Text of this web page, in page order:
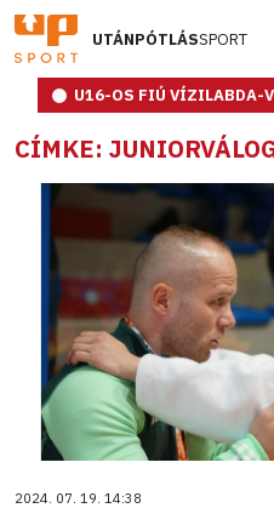
UTÁNPÓTLÁSSPORT
U16-OS FIÚ VÍZILABDA-
CÍMKE:
2024. 07. 19. 14:38